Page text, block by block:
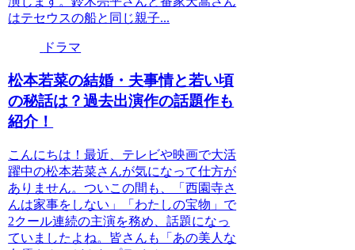
はテセウスの船と同じ親子...
ドラマ
松本若菜の結婚・夫事情と若い頃
の秘話は？過去出演作の話題作も
紹介！
こんにちは！最近、テレビや映画で大活
躍中の松本若菜さんが気になって仕方が
ありません。ついこの間も、「西園寺さ
んは家事をしない」「わたしの宝物」で
2クール連続の主演を務め、話題になっ
ていましたよね。皆さんも「あの美人な